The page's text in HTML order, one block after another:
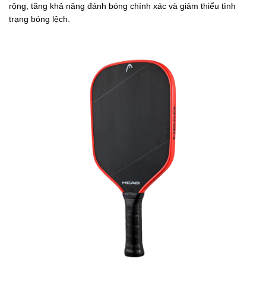
rộng, tăng khả năng đánh bóng chính xác và giảm thiểu tình
trạng bóng lệch.